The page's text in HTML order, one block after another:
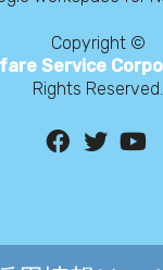
Copyright ©
Service
Rights Reserved.